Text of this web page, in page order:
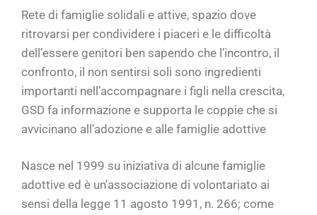
Rete di famiglie solidali e attive, spazio dove
ritrovarsi per condividere i piaceri e le difficoltà
dell’essere genitori ben sapendo che l’incontro, il
confronto, il non sentirsi soli sono ingredienti
importanti nell’accompagnare i figli nella crescita,
GSD fa informazione e supporta le coppie che si
avvicinano all’adozione e alle famiglie adottive
Nasce nel 1999 su iniziativa di alcune famiglie
adottive ed è un’associazione di volontariato ai
sensi della legge 11 agosto 1991, n. 266; come